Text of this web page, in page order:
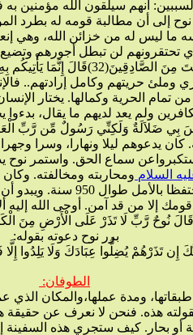
قومه له بطرد المؤمنين جهل منهم.
واستمر نوح يدعو قومه إلى الله ألف سنة إلا
السلام
إلا من قد آمن. أوحى الله إليه
نُوحٌ رَّبِّ لَا تَذَرْ عَلَى الْأَرْضِ مِنَ
برر نوح دعوته بقوله:
إِن تَذَرْهُمْ يُضِلُّوا عِبَادَكَ وَلَا يَلِدُوا إِلَّا
الطوفان: